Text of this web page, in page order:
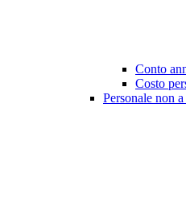
Conto
Costo
Personale non